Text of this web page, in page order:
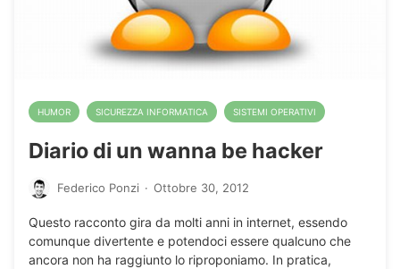
HUMOR SICUREZZA INFORMATICA SISTEMI OPERATIVI
Diario di un wanna be hacker
Federico Ponzi · Ottobre 30, 2012
Questo racconto gira da molti anni in internet, essendo
comunque divertente e potendoci essere qualcuno che
ancora non ha raggiunto lo riproponiamo. In pratica,